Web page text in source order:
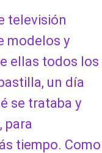
televisión
modelos y
ellas todos los
un día
se trataba y
para
tiempo. Como